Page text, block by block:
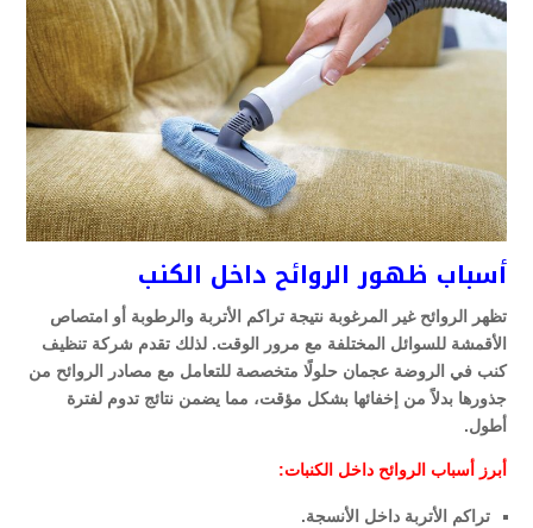
أسباب ظهور الروائح داخل الكنب
تظهر الروائح غير المرغوبة نتيجة تراكم الأتربة والرطوبة أو امتصاص
الأقمشة للسوائل المختلفة مع مرور الوقت. لذلك تقدم شركة تنظيف
كنب في الروضة عجمان حلولًا متخصصة للتعامل مع مصادر الروائح من
جذورها بدلاً من إخفائها بشكل مؤقت، مما يضمن نتائج تدوم لفترة
أطول.
أبرز أسباب الروائح داخل الكنبات:
تراكم الأتربة داخل الأنسجة.